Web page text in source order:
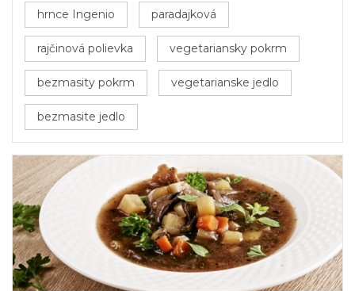
hrnce Ingenio paradajková
rajčinová polievka vegetariansky pokrm
bezmasity pokrm vegetarianske jedlo
bezmasite jedlo